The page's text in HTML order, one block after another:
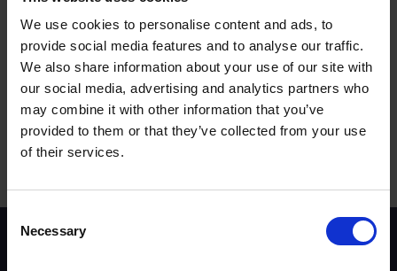
We use cookies to personalise content and ads, to
provide social media features and to analyse our traffic.
We also share information about your use of our site with
our social media, advertising and analytics partners who
may combine it with other information that you’ve
provided to them or that they’ve collected from your use
of their services.
Selection
Necessary
UKROEd এর দায়িত্ব সম্পর্কে জানুন:
UKROEd এর দায়িত্ব দেখুন
স্কিমের পটভূমি